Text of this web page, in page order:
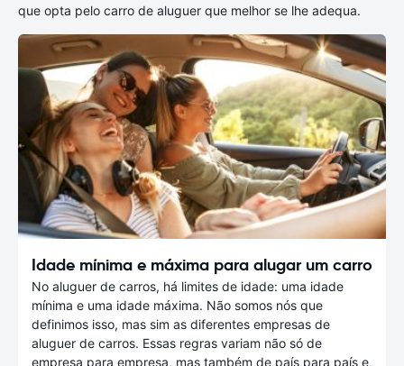
que opta pelo carro de aluguer que melhor se lhe adequa.
Idade mínima e máxima para alugar um carro
No aluguer de carros, há limites de idade: uma idade
mínima e uma idade máxima. Não somos nós que
definimos isso, mas sim as diferentes empresas de
aluguer de carros. Essas regras variam não só de
empresa para empresa, mas também de país para país e,